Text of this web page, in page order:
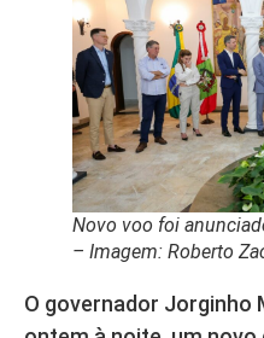
Novo voo foi
– Imagem: Roberto
O governador Jorginho